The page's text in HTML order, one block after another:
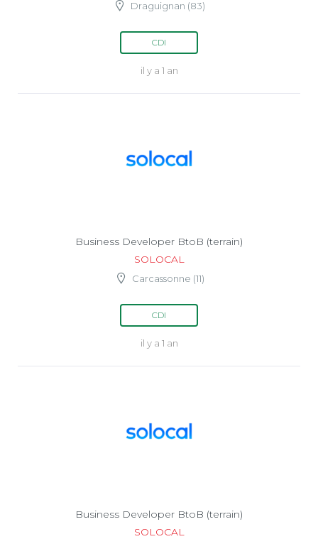
Draguignan (83)
CDI
il y a 1 an
Business Developer BtoB (terrain)
SOLOCAL
Carcassonne (11)
CDI
il y a 1 an
Business Developer BtoB (terrain)
SOLOCAL